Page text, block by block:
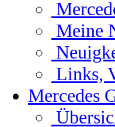
Meine
Links,
Mercedes